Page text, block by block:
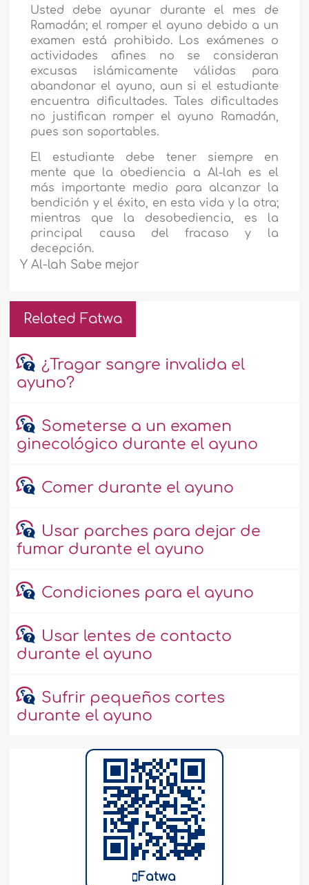
Usted debe ayunar durante el mes de
Ramadán; el romper el ayuno debido a un
examen está prohibido. Los exámenes o
actividades afines no se consideran
excusas islámicamente válidas para
abandonar el ayuno, aun si el estudiante
encuentra dificultades. Tales dificultades
no justifican romper el ayuno Ramadán,
pues son soportables.
El estudiante debe tener siempre en
mente que la obediencia a Al-lah es el
más importante medio para alcanzar la
bendición y el éxito, en esta vida y la otra;
mientras que la desobediencia, es la
principal causa del fracaso y la
decepción.
Y Al-lah Sabe mejor
Related Fatwa
¿Tragar sangre invalida el
ayuno?
Someterse a un examen
ginecológico durante el ayuno
Comer durante el ayuno
Usar parches para dejar de
fumar durante el ayuno
Condiciones para el ayuno
Usar lentes de contacto
durante el ayuno
Sufrir pequeños cortes
durante el ayuno
Fatwa